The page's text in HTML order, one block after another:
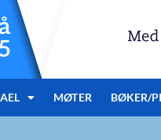
MØTER BØKER/